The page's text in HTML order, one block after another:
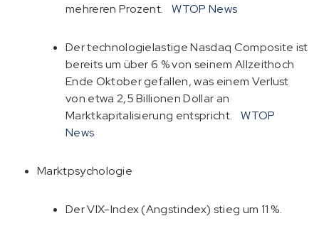
mehreren Prozent.
WTOP News
Der technologielastige Nasdaq Composite ist
bereits um über 6 % von seinem Allzeithoch
Ende Oktober gefallen, was einem Verlust
von etwa 2,5 Billionen Dollar an
Marktkapitalisierung entspricht.
WTOP
News
Marktpsychologie
Der VIX-Index (Angstindex) stieg um 11 %.